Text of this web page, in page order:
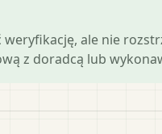
weryfikację, ale nie
z doradcą lub